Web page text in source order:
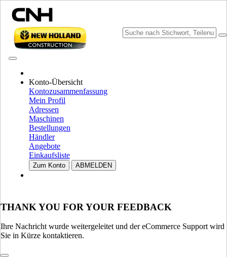
Konto-Übersicht
Kontozusammenfassung
Mein Profil
Adressen
Maschinen
Bestellungen
Händler
Angebote
Einkaufsliste
Zum Konto ABMELDEN
THANK YOU FOR YOUR FEEDBACK
Ihre Nachricht wurde weitergeleitet und der eCommerce Support wird
Sie in Kürze kontaktieren.
KATALOGE DURCHSUCHEN
MARKE UND SPRACHE WÄHLEN
Nordamerika
CANADA (English)
Mexico | México